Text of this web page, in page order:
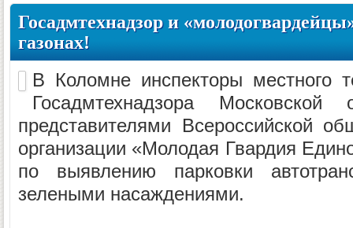
Госадмтехнадзор и
газонах!
В Коломне инспекторы местного
Госадмтехнадзора
представителями Всероссийской
организации «Молодая Гвардия
по выявлению парковки
зелеными насаждениями.